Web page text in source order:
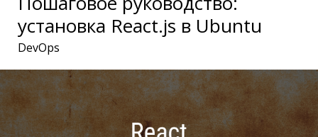
установка React.js в Ubuntu
DevOps